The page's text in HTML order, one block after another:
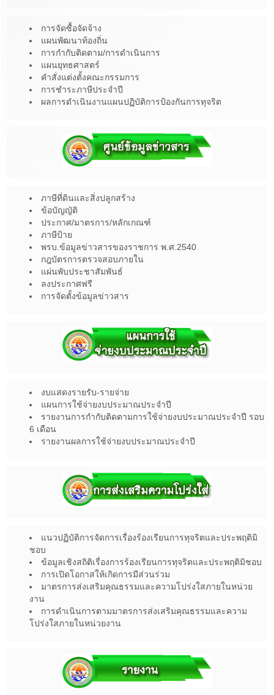
การจัดซื้อจัดจ้าง
แผนพัฒนาท้องถิ่น
การกำกับติดตาม/การดำเนินการ
แผนยุทธศาสตร์
คำสั่งแต่งตั้งคณะกรรมการ
การชำระภาษีประจำปี
ผลการดำเนินงานแผนปฏิบัติการป้องกันการทุจริต
ภาษีที่ดินและสิ่งปลูกสร้าง
ข้อบัญญัติ
ประกาศ/มาตรการ/หลักเกณฑ์
ภาษีป้าย
พรบ.ข้อมูลข่าวสารของราชการ พ.ศ.2540
กฎบัตรการตรวจสอบภายใน
แผ่นพับประชาสัมพันธ์
ลงประกาศฟรี
การจัดตั้งข้อมูลข่าวสาร
งบแสดงรายรับ-รายจ่าย
แผนการใช้จ่ายงบประมาณประจำปี
รายงานการกำกับติดตามการใช้จ่ายงบประมาณประจำปี รอบ
6 เดือน
รายงานผลการใช้จ่ายงบประมาณประจำปี
แนวปฏิบัติการจัดการเรื่องร้องเรียนการทุจริตและประพฤติมิ
ชอบ
ข้อมูลเชิงสถิติเรื่องการร้องเรียนการทุจริตและประพฤติมิชอบ
การเปิดโอกาสให้เกิดการมีส่วนร่วม
มาตรการส่งเสริมคุณธรรมและความโปร่งใสภายในหน่วย
งาน
การดำเนินการตามมาตรการส่งเสริมคุณธรรมและความ
โปร่งใสภายในหน่วยงาน